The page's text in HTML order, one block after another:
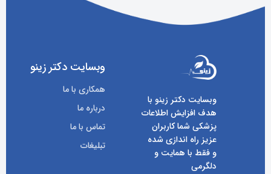
وبسایت دکتر زینو با
هدف افزایش اطلاعات
پزشکی شما کاربران
عزیز راه اندازی شده
و فقط با همایت و
دلگرمی
وبسایت دکتر زینو
همکاری با ما
درباره ما
تماس با ما
تبلیغات